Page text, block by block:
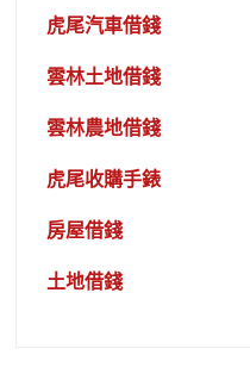
虎尾汽車借錢
雲林土地借錢
雲林農地借錢
虎尾收購手錶
房屋借錢
土地借錢